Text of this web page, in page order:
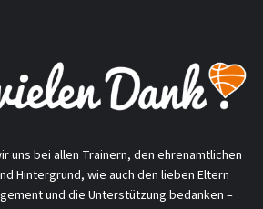
uns bei allen Trainern, den ehrenamtlichen
Hintergrund, wie auch den lieben Eltern
und die Unterstützung bedanken –